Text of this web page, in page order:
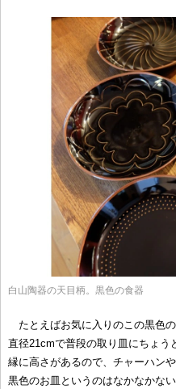
白山陶器の天目柄。黒色の食器
たとえばお気に入りのこの黒色の
直径21cmで普段の取り皿にちょう
縁に高さがあるので、チャーハン
黒色のお皿というのはなかなかない